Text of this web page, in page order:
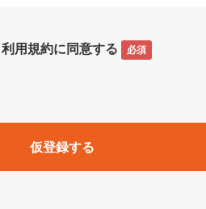
します。
サービス（名称や内容が変更された
実施するイベントやキャンペーンをい
」「EnterpriseZine」「ECzine
利用規約に同意する 必須
仮登録する